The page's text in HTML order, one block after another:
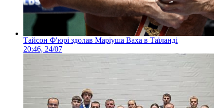
Тайсон Ф'юрі здолав Маріуша Ваха в Таїланді
20:46, 24/07